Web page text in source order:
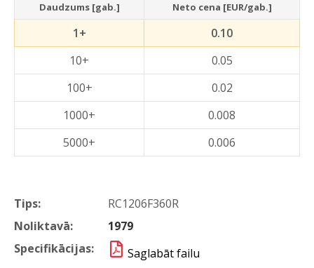
Tips:
RC1206F360R
Noliktavā:
1979
Specifikācijas:
Saglabāt failu
Daudzums [gab.] Neto cena [EUR/gab.]
1+
0.10
10+
0.05
100+
0.02
1000+
0.008
5000+
0.006